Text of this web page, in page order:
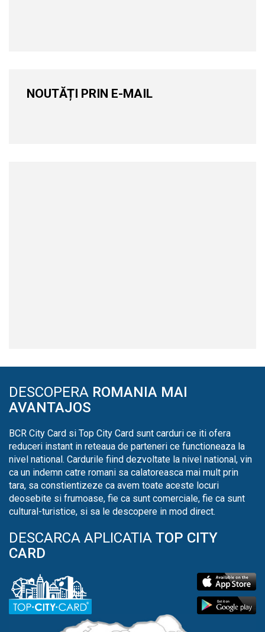
NOUTĂȚI PRIN E-MAIL
DESCOPERA ROMANIA MAI
AVANTAJOS
BCR City Card si Top City Card sunt carduri ce iti ofera
reduceri instant in reteaua de parteneri ce functioneaza la
nivel national. Cardurile fiind dezvoltate la nivel national, vin
ca un indemn catre romani sa calatoreasca mai mult prin
tara, sa constientizeze ca avem toate aceste locuri
deosebite si frumoase, fie ca sunt comerciale, fie ca sunt
cultural-turistice, si sa le descopere in mod direct.
DESCARCA APLICATIA TOP CITY
CARD